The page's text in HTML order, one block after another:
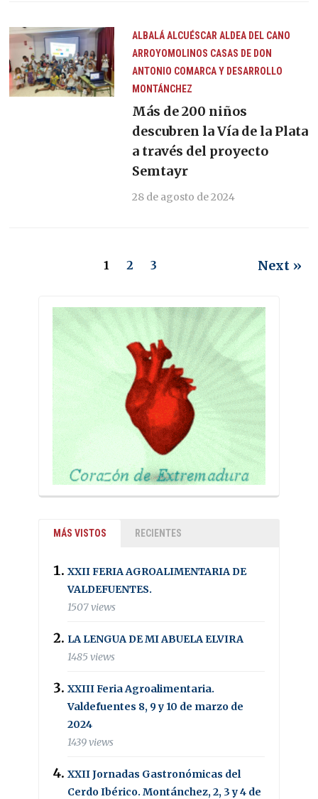
ALBALÁALCUÉSCAR ALDEA DEL CANO
ARROYOMOLINOS CASAS DE DON
ANTONIO COMARCA Y DESARROLLO
MONTÁNCHEZ
Más de 200 niños
descubren la Vía de la Plata
a través del proyecto
Semtayr
28 de agosto de 2024
1 2 3 Next »
MÁS VISTOS RECIENTES
XXII FERIA AGROALIMENTARIA DE
VALDEFUENTES.
1507 views
LA LENGUA DE MI ABUELA ELVIRA
1485 views
XXIII Feria Agroalimentaria.
Valdefuentes 8, 9 y 10 de marzo de
2024
1439 views
XXII Jornadas Gastronómicas del
Cerdo Ibérico. Montánchez, 2, 3 y 4 de